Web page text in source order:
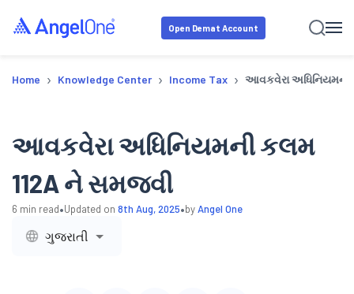
Open Demat Account
Home › Knowledge Center › Income Tax › આવકવેરા અધિનિયમની
આવકવેરા અધિનિયમની કલમ
112A ને સમજવી
6 min read•Updated on 8th Aug, 2025•byAngel One
ગુજરાતી